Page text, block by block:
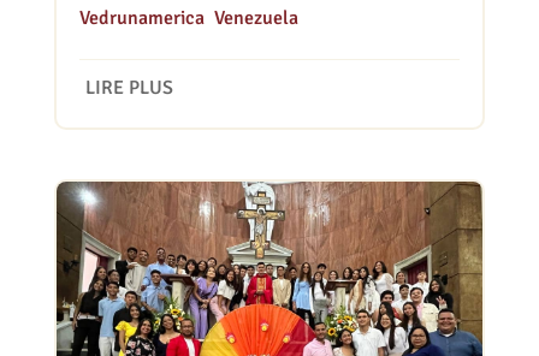
Vedrunamerica, Venezuela
LIRE PLUS